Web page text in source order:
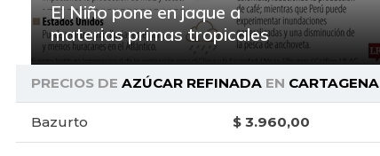
El Niño pone en jaque a
materias primas tropicales
PRECIOS DE AZÚCAR REFINADAEN CARTAGENA
Bazurto $ 3.960,00